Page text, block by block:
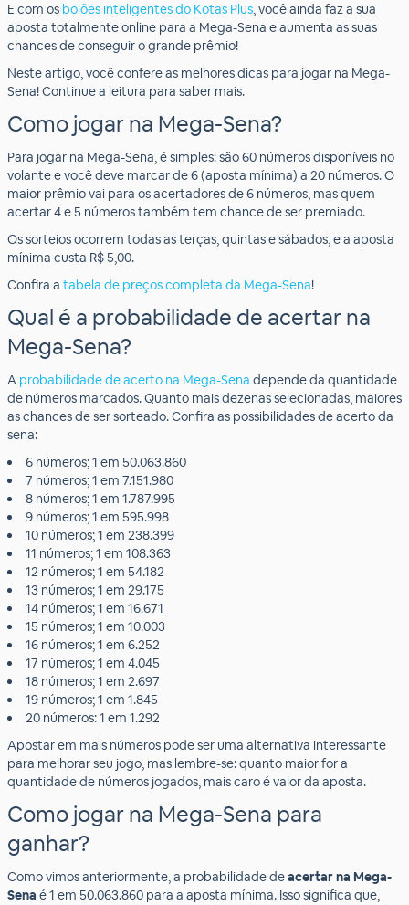
E com os bolões inteligentes do Kotas Plus, você ainda faz a sua
aposta totalmente online para a Mega-Sena e aumenta as suas
chances de conseguir o grande prêmio!
Neste artigo, você confere as melhores dicas para jogar na Mega-
Sena! Continue a leitura para saber mais.
Como jogar na Mega-Sena?
Para jogar na Mega-Sena, é simples: são 60 números disponíveis no
volante e você deve marcar de 6 (aposta mínima) a 20 números. O
maior prêmio vai para os acertadores de 6 números, mas quem
acertar 4 e 5 números também tem chance de ser premiado.
Os sorteios ocorrem todas as terças, quintas e sábados, e a aposta
mínima custa R$ 5,00.
Confira a tabela de preços completa da Mega-Sena!
Qual é a probabilidade de acertar na
Mega-Sena?
A probabilidade de acerto na Mega-Sena depende da quantidade
de números marcados. Quanto mais dezenas selecionadas, maiores
as chances de ser sorteado. Confira as possibilidades de acerto da
sena:
6 números; 1 em 50.063.860
7 números; 1 em 7.151.980
8 números; 1 em 1.787.995
9 números; 1 em 595.998
10 números; 1 em 238.399
11 números; 1 em 108.363
12 números; 1 em 54.182
13 números; 1 em 29.175
14 números; 1 em 16.671
15 números; 1 em 10.003
16 números; 1 em 6.252
17 números; 1 em 4.045
18 números; 1 em 2.697
19 números; 1 em 1.845
20 números: 1 em 1.292
Apostar em mais números pode ser uma alternativa interessante
para melhorar seu jogo, mas lembre-se: quanto maior for a
quantidade de números jogados, mais caro é valor da aposta.
Como jogar na Mega-Sena para
ganhar?
Como vimos anteriormente, a probabilidade deacertar na Mega-
Sena é 1 em 50.063.860 para a aposta mínima. Isso significa que,